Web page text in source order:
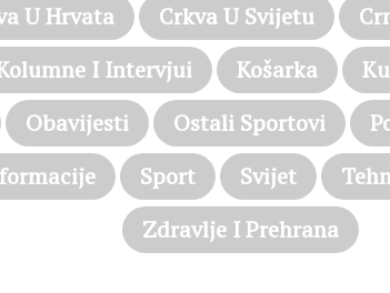
U Hrvata Crkva U Svijetu
I Intervjui Košarka
Obavijesti Ostali Sportovi
Sport Svijet
Zdravlje I Prehrana